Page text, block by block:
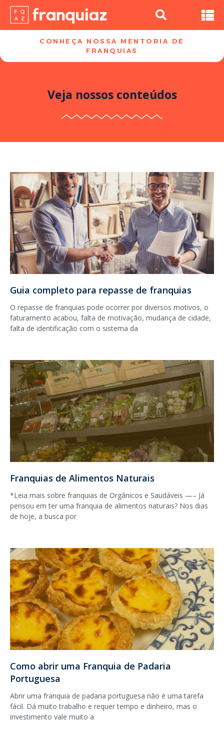
CONHEÇA NOSSA MENTORIA DE
FRANQUIAS​
Veja nossos conteúdos
Guia completo para repasse de franquias
O repasse de franquias pode ocorrer por diversos motivos, o
faturamento acabou, falta de motivação, mudança de cidade,
falta de identificação com o sistema da
Franquias de Alimentos Naturais
*Leia mais sobre franquias de Orgânicos e Saudáveis —– Já
pensou em ter uma franquia de alimentos naturais? Nos dias
de hoje, a busca por
Como abrir uma Franquia de Padaria
Portuguesa
Abrir uma franquia de padaria portuguesa não é uma tarefa
fácil. Dá muito trabalho e requer tempo e dinheiro, mas o
investimento vale muito a